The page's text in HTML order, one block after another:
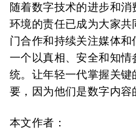
随着数字技术的进步和
环境的责任已成为大家
门合作和持续关注媒体
一个以真相、安全和知
统。让年轻一代掌握关
要，因为他们是数字内容
本文作者：